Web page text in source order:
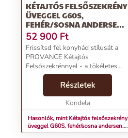
KÉTAJTÓS FELSŐSZEKRÉNY
ÜVEGGEL G60S,
FEHÉR/SOSNA ANDERSEN,
PROVANCE
52 900 Ft
Frissítsd fel konyhád stílusát a
PROVANCE Kétajtós
Felsőszekrénnyel - a tökéletes
kombináció a design és
funkcionalitás
terén.Termékjellemzők:Név:
Kétajtós Felsőszekrény üveggel
Részletek
Kondela
Hasonlók, mint Kétajtós felsőszekrény
üveggel G60S, fehér/sosna andersen,
PROVANCE